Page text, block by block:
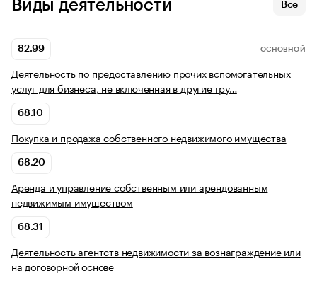
Виды деятельности Все
82.99 ОСНОВНОЙ
Деятельность по предоставлению прочих вспомогательных
услуг для бизнеса, не включенная в другие гру…
68.10
Покупка и продажа собственного недвижимого имущества
68.20
Аренда и управление собственным или арендованным
недвижимым имуществом
68.31
Деятельность агентств недвижимости за вознаграждение или
на договорной основе